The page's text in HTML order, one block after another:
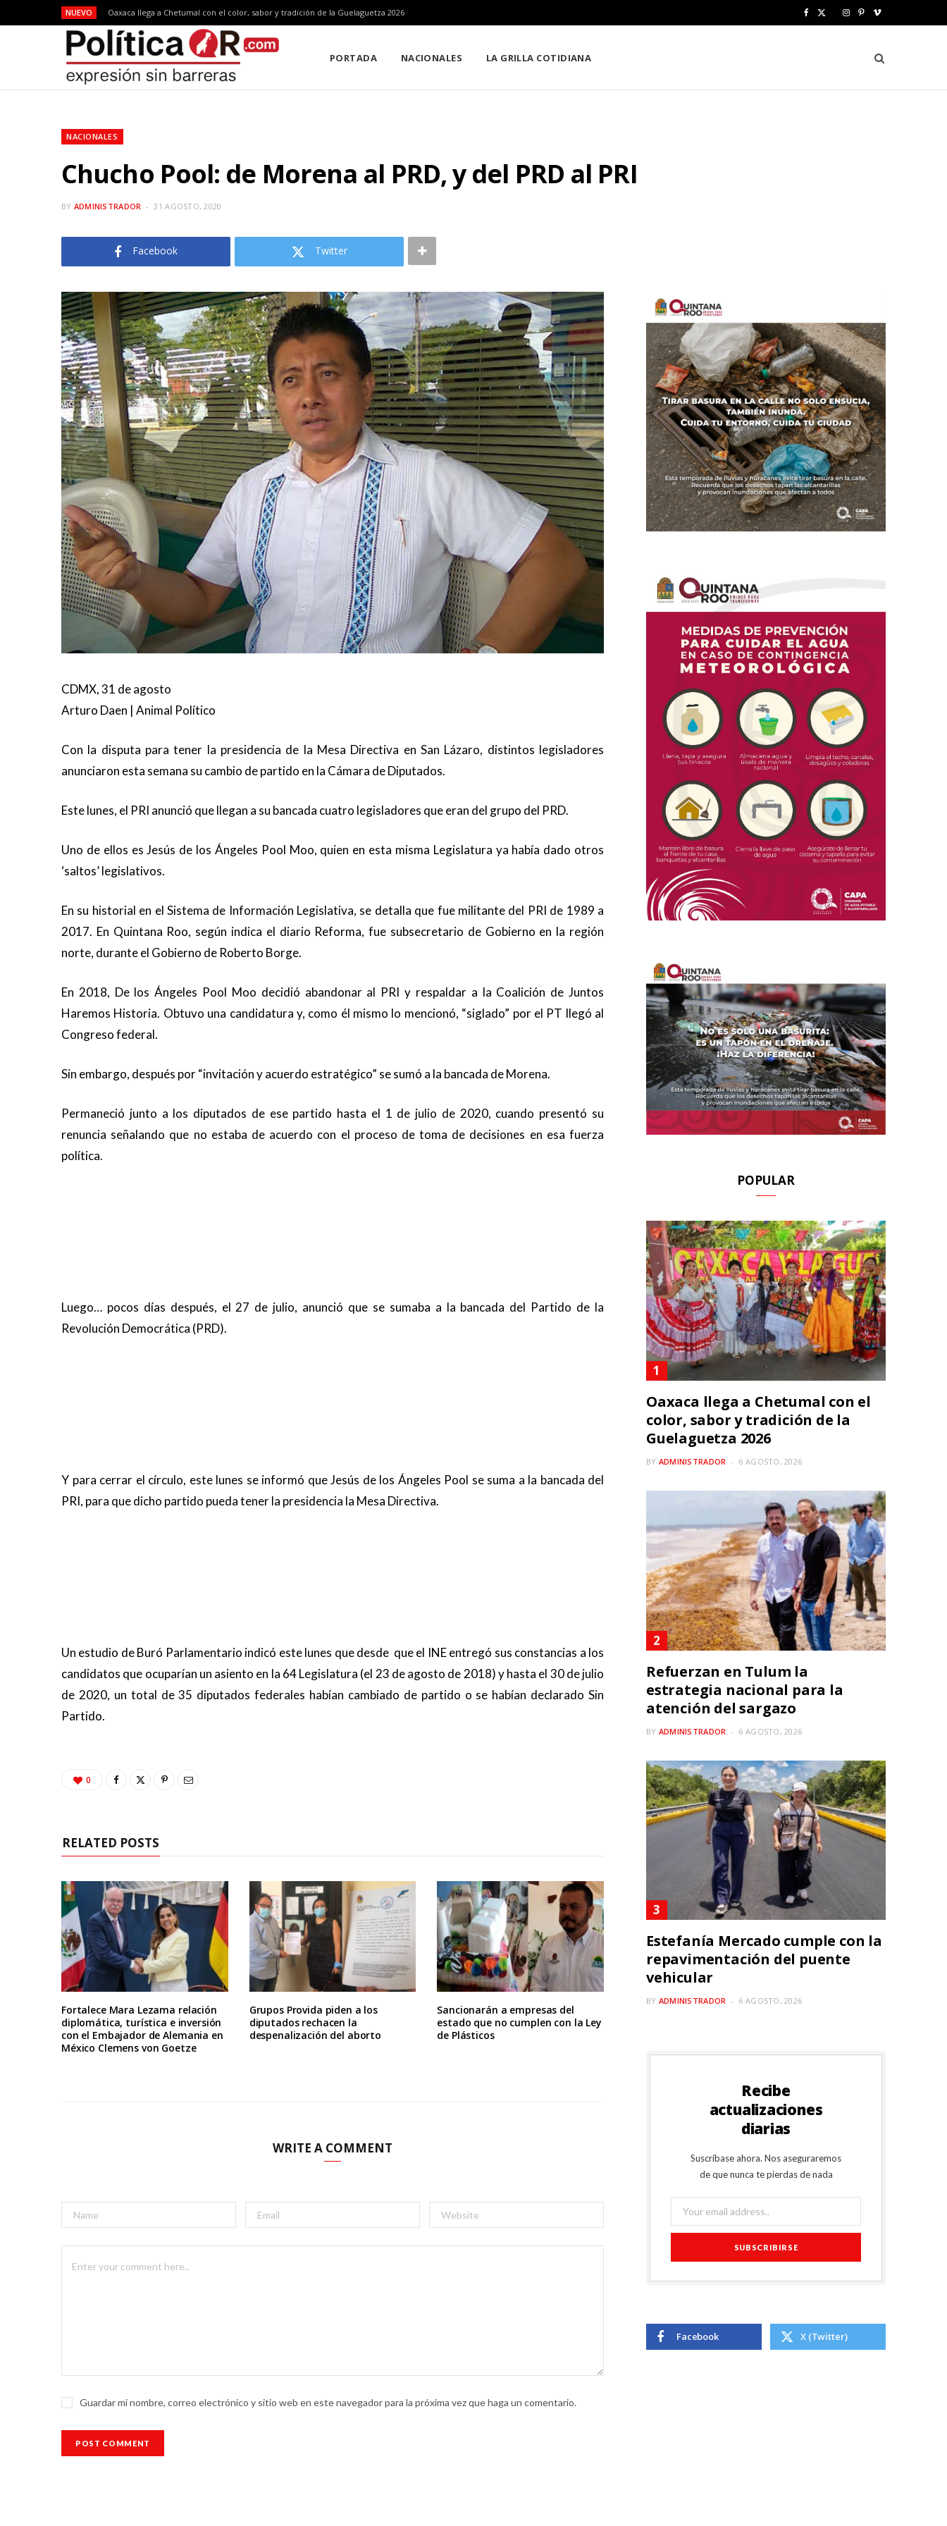
NUEVO Oaxaca llega a Chetumal con el color, sabor y tradición de la Guelaguetza 2026
e w
I
t
P
t
V
m
e
PORTADA NACIONALES LA GRILLA COTIDIANA
NACIONALES
Chucho Pool: de Morena al PRD, y del PRD al PRI
BY ADMINISTRADOR 31 AGOSTO, 2020
Facebook Twitter
CDMX, 31 de agosto
Arturo Daen | Animal Político
Con la disputa para tener la presidencia de la Mesa Directiva en San Lázaro, distintos legisladores
anunciaron esta semana su cambio de partido en la Cámara de Diputados.
Este lunes, el PRI anunció que llegan a su bancada cuatro legisladores que eran del grupo del PRD.
Uno de ellos es Jesús de los Ángeles Pool Moo, quien en esta misma Legislatura ya había dado otros
‘saltos’ legislativos.
En su historial en el Sistema de Información Legislativa, se detalla que fue militante del PRI de 1989 a
2017. En Quintana Roo, según indica el diario Reforma, fue subsecretario de Gobierno en la región
norte, durante el Gobierno de Roberto Borge.
En 2018, De los Ángeles Pool Moo decidió abandonar al PRI y respaldar a la Coalición de Juntos
Haremos Historia. Obtuvo una candidatura y, como él mismo lo mencionó, “siglado” por el PT llegó al
Congreso federal.
Sin embargo, después por “invitación y acuerdo estratégico” se sumó a la bancada de Morena.
Permaneció junto a los diputados de ese partido hasta el 1 de julio de 2020, cuando presentó su
renuncia señalando que no estaba de acuerdo con el proceso de toma de decisiones en esa fuerza
política.
Luego… pocos días después, el 27 de julio, anunció que se sumaba a la bancada del Partido de la
Revolución Democrática (PRD).
Y para cerrar el círculo, este lunes se informó que Jesús de los Ángeles Pool se suma a la bancada del
PRI, para que dicho partido pueda tener la presidencia la Mesa Directiva.
Un estudio de Buró Parlamentario indicó este lunes que desde que el INE entregó sus constancias a los
candidatos que ocuparían un asiento en la 64 Legislatura (el 23 de agosto de 2018) y hasta el 30 de julio
de 2020, un total de 35 diputados federales habían cambiado de partido o se habían declarado Sin
Partido.
0
RELATED POSTS
Fortalece Mara Lezama relación
diplomática, turística e inversión
con el Embajador de Alemania en
México Clemens von Goetze
Grupos Provida piden a los
diputados rechacen la
despenalización del aborto
Sancionarán a empresas del
estado que no cumplen con la Ley
de Plásticos
WRITE A COMMENT
Guardar mi nombre, correo electrónico y sitio web en este navegador para la próxima vez que haga un comentario.
POPULAR
Oaxaca llega a Chetumal con el
color, sabor y tradición de la
Guelaguetza 2026
BY ADMINISTRADOR 6 AGOSTO, 2026
Refuerzan en Tulum la
estrategia nacional para la
atención del sargazo
BY ADMINISTRADOR 6 AGOSTO, 2026
Estefanía Mercado cumple con la
repavimentación del puente
vehicular
BY ADMINISTRADOR 6 AGOSTO, 2026
Recibe
actualizaciones
diarias
Suscríbase ahora. Nos aseguraremos
de que nunca te pierdas de nada
Facebook X (Twitter)